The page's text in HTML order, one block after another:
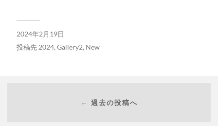
2024年2月19日
投稿先2024,Gallery2, New
← 過去の投稿へ